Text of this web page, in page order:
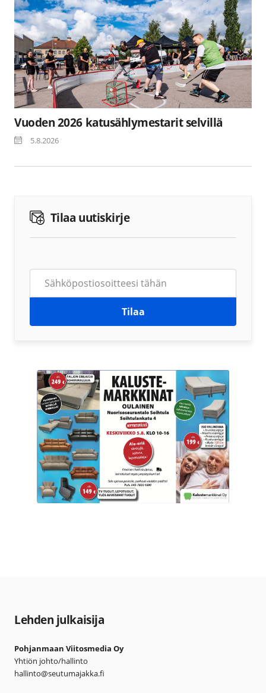
Vuoden 2026 katusählymestarit selvillä
5.8.2026
Tilaa uutiskirje
Tilaa
Lehden julkaisija
Pohjanmaan Viitosmedia Oy
Yhtiön johto/hallinto
hallinto@seutumajakka.fi